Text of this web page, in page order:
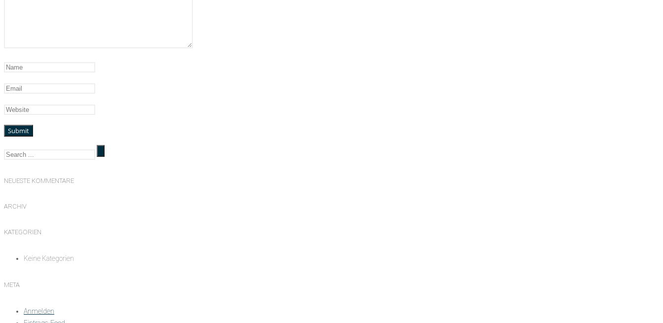
NEUESTE KOMMENTARE
ARCHIV
KATEGORIEN
Keine Kategorien
META
Anmelden